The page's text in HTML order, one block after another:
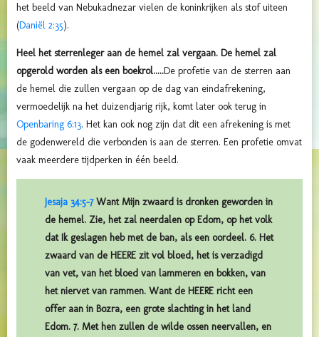
het beeld van Nebukadnezar vielen de koninkrijken als stof uiteen
(Daniël 2:35).
Heel het sterrenleger aan de hemel zal vergaan. De hemel zal
opgerold worden als een boekrol.....De profetie van de sterren aan
de hemel die zullen vergaan op de dag van eindafrekening,
vermoedelijk na het duizendjarig rijk, komt later ook terug in
Openbaring 6:13. Het kan ook nog zijn dat dit een afrekening is met
de godenwereld die verbonden is aan de sterren. Een profetie omvat
vaak meerdere tijdperken in één beeld.
Jesaja 34:5-7Want Mijn zwaard is dronken geworden in
de hemel. Zie, het zal neerdalen op Edom, op het volk
dat Ik geslagen heb met de ban, als een oordeel. 6. Het
zwaard van de HEERE zit vol bloed, het is verzadigd
van vet, van het bloed van lammeren en bokken, van
het niervet van rammen. Want de HEERE richt een
offer aan in Bozra, een grote slachting in het land
Edom. 7. Met hen zullen de wilde ossen neervallen, en